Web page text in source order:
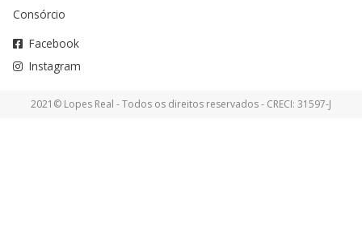
Consórcio
Facebook
Instagram
2021© Lopes Real - Todos os direitos reservados - CRECI: 31597-J